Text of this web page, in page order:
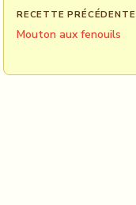
RECETTE PRÉCÉDENTE
Mouton aux fenouils